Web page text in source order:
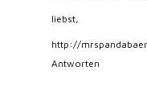
liebst,
http://
Antworten